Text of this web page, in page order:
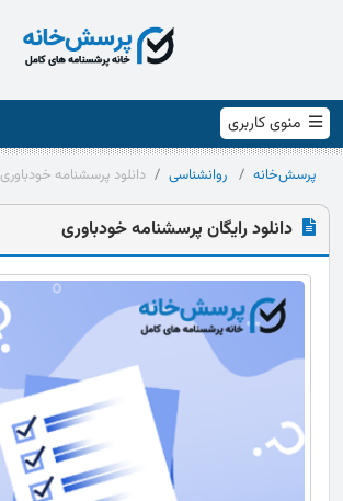
منوی کاربری
پرسش‌خانه روانشناسی دانلود پرسشنامه خودباوری
دانلود رایگان پرسشنامه خودباوری